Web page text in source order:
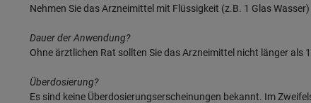
Nehmen Sie das Arzneimittel mit Flüssigkeit (z.B. 1 Glas Wasser)
Dauer der Anwendung?
Ohne ärztlichen Rat sollten Sie das Arzneimittel nicht länger
Überdosierung?
Es sind keine Überdosierungserscheinungen bekannt. Im